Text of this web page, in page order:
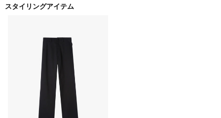
スタイリングアイテム